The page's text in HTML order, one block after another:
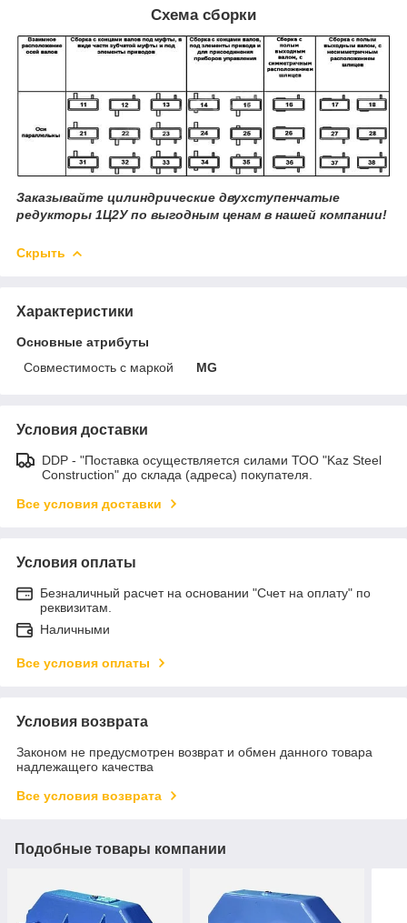
Схема сборки
Заказывайте цилиндрические двухступенчатые
редукторы 1Ц2У по выгодным ценам в нашей компании!
Скрыть
Характеристики
Основные атрибуты
Совместимость с маркой
MG
Условия доставки
DDP - "Поставка осуществляется силами ТОО "Kaz Steel
Construction" до склада (адреса) покупателя.
Все условия доставки
Условия оплаты
Безналичный расчет на основании "Счет на оплату" по
реквизитам.
Наличными
Все условия оплаты
Условия возврата
Законом не предусмотрен возврат и обмен данного товара
надлежащего качества
Все условия возврата
Подобные товары компании